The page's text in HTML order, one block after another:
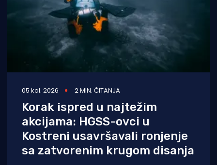
05 kol. 2026 2 MIN. ČITANJA
Korak ispred u najtežim
akcijama: HGSS-ovci u
Kostreni usavršavali ronjenje
sa zatvorenim krugom disanja